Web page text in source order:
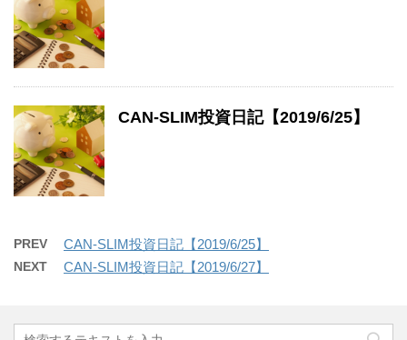
CAN-SLIM投資日記【2019/6/25】
PREV CAN-SLIM投資日記【2019/6/25】
NEXT CAN-SLIM投資日記【2019/6/27】